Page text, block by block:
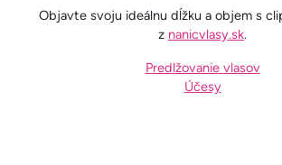
Objavte svoju ideálnu dĺžku a objem s
z nanicvlasy.sk.
Predlžovanie vlasov
Účesy